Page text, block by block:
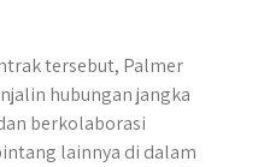
tersebut, Palmer
hubungan jangka
berkolaborasi
lainnya di dalam